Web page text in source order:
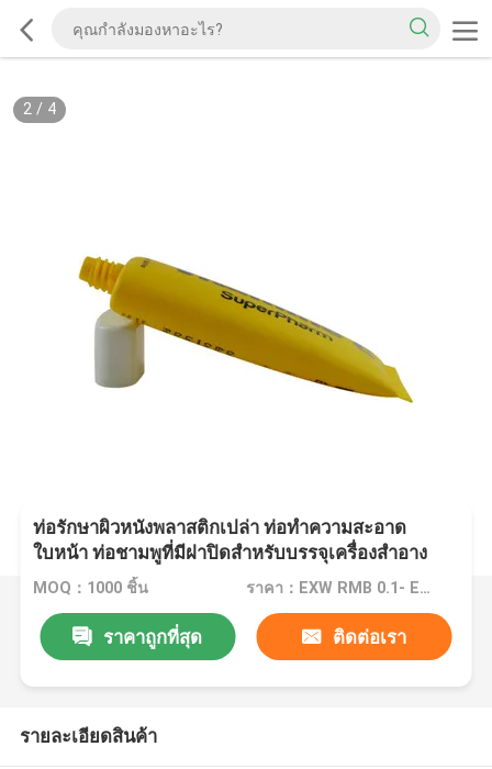
2/ 4
ท่อรักษาผิวหนังพลาสติกเปล่า ท่อทําความสะอาด
ใบหน้า ท่อชามพูที่มีฝาปิดสําหรับบรรจุเครื่องสําอาง
MOQ：1000 ชิ้น ราคา：EXW RMB 0.1- EXW RMB 5
ราคาถูกที่สุด ติดต่อเรา
รายละเอียดสินค้า